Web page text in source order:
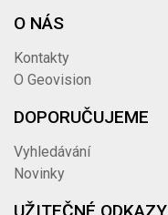
O NÁS
Kontakty
O Geovision
DOPORUČUJEME
Vyhledávání
Novinky